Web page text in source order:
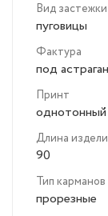
Вид застежки
пуговицы
Фактура
под астраган
Принт
однотонный
Длина
90
Тип карманов
прорезные